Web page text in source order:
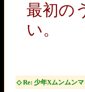
最初の
い。
◇ Re: 少年Xムンムン